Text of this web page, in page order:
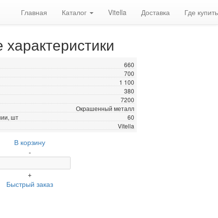
Главная Каталог Vitella Доставка Где купить
характеристики
660
700
1 100
380
7200
Окрашенный металл
шт
60
Vitella
В корзину
-
+
Быстрый заказ